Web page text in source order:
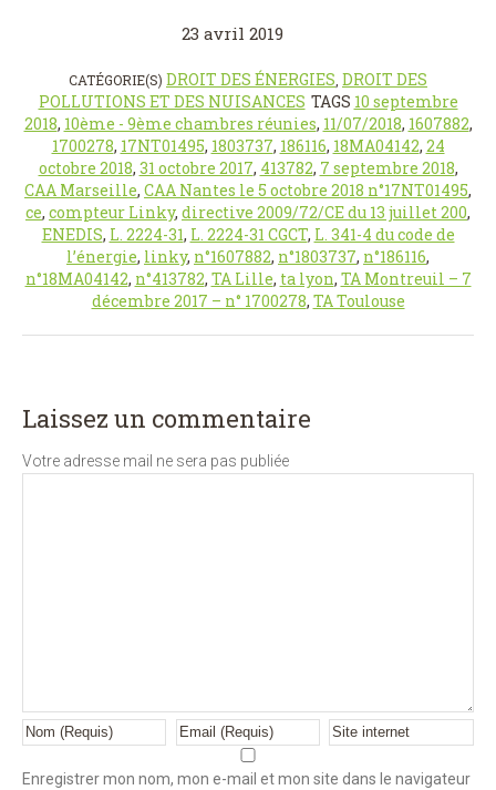
23 avril 2019
CATÉGORIE(S) DROIT DES ÉNERGIES DROIT DES
POLLUTIONS ET DES NUISANCES TAGS 10 septembre
2018, 10ème - 9ème chambres réunies, 11/07/2018, 1607882,
1700278, 17NT01495, 1803737, 186116, 18MA04142, 24
octobre 2018, 31 octobre 2017, 413782, 7 septembre 2018,
CAA Marseille, CAA Nantes le 5 octobre 2018 n°17NT01495,
ce, compteur Linky, directive 2009/72/CE du 13 juillet 200,
ENEDIS, L. 2224-31, L. 2224-31 CGCT, L. 341-4 du code de
l’énergie, linky, n°1607882, n°1803737, n°186116,
n°18MA04142, n°413782, TA Lille, ta lyon, TA Montreuil – 7
décembre 2017 – n° 1700278, TA Toulouse
Laissez un commentaire
Votre adresse mail ne sera pas publiée
Enregistrer mon nom, mon e-mail et mon site dans le navigateur